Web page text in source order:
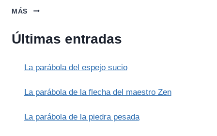
MÁS
CREACIÓN
Y
Últimas entradas
La parábola del espejo sucio
La parábola de la flecha del maestro Zen
La parábola de la piedra pesada